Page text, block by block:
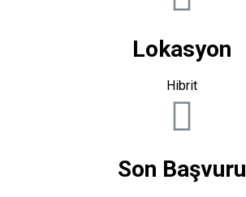
Lokasyon
Hibrit
Son Başvuru